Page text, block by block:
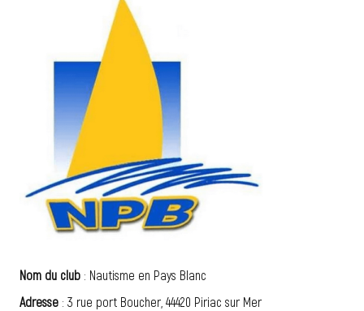
Nom du club : Nautisme en Pays Blanc
Adresse : 3 rue port Boucher, 44420 Piriac sur Mer